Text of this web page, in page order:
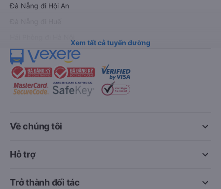
Đà Nẵng đi Hội An
Xem tất cả tuyến đường
keyboard_arrow_down
Về chúng tôi
keyboard_arrow_down
Hỗ trợ
keyboard_arrow_down
Trở thành đối tác